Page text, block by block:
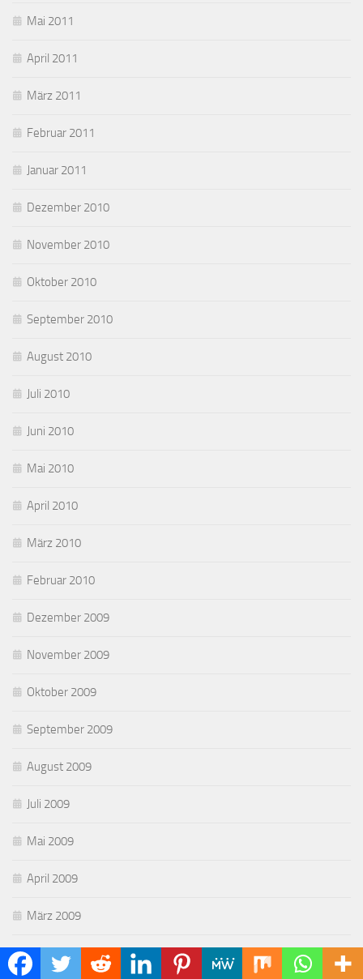
Mai 2011
April 2011
März 2011
Februar 2011
Januar 2011
Dezember 2010
November 2010
Oktober 2010
September 2010
August 2010
Juli 2010
Juni 2010
Mai 2010
April 2010
März 2010
Februar 2010
Dezember 2009
November 2009
Oktober 2009
September 2009
August 2009
Juli 2009
Mai 2009
April 2009
März 2009
Februar 2009